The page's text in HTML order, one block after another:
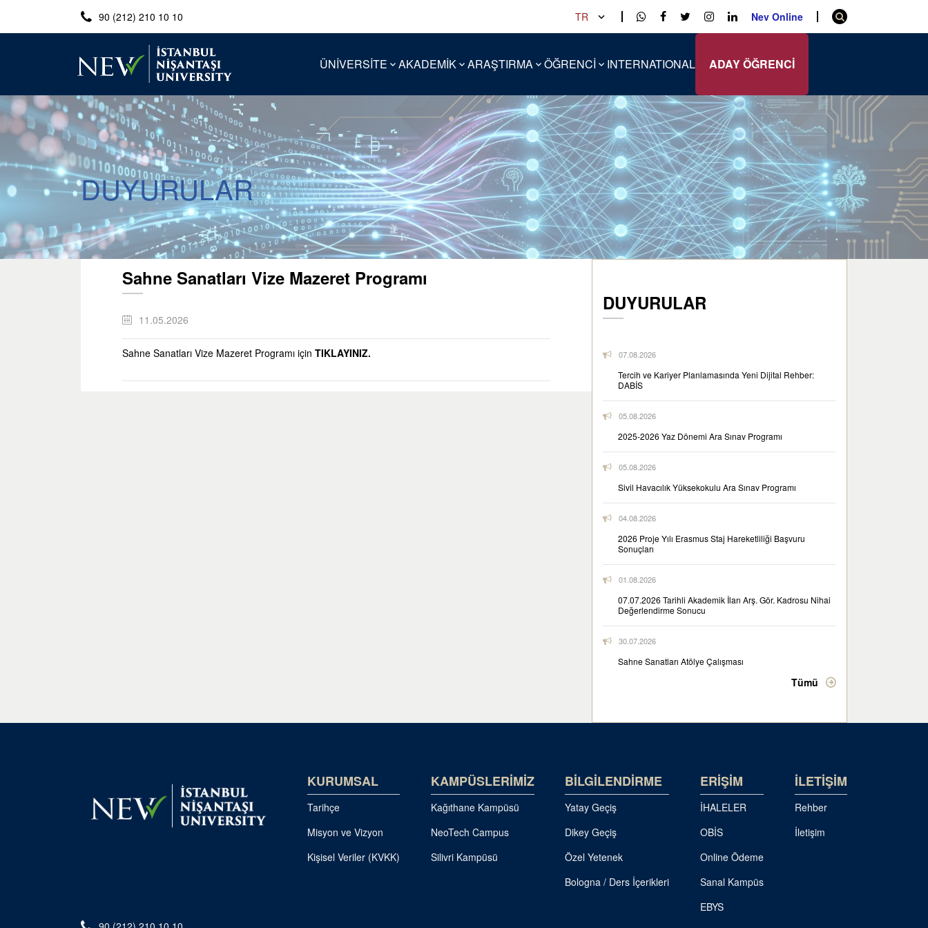
90 (212) 210 10 10 TR Nev Online
ÜNİVERSİTE AKADEMİK ARAŞTIRMA ÖĞRENCİ INTERNATIONAL ADAY ÖĞRENCİ
DUYURULAR
Sahne Sanatları Vize Mazeret Programı
11.05.2026
Sahne Sanatları Vize Mazeret Programı için TIKLAYINIZ.
DUYURULAR
07.08.2026
Tercih ve Kariyer Planlamasında Yeni Dijital Rehber:
DABİS
05.08.2026
2025-2026 Yaz Dönemi Ara Sınav Programı
05.08.2026
Sivil Havacılık Yüksekokulu Ara Sınav Programı
04.08.2026
2026 Proje Yılı Erasmus Staj Hareketliliği Başvuru
Sonuçları
01.08.2026
07.07.2026 Tarihli Akademik İlan Arş. Gör. Kadrosu Nihai
Değerlendirme Sonucu
30.07.2026
Sahne Sanatları Atölye Çalışması
Tümü
KURUMSAL
Tarihçe
Misyon ve Vizyon
Kişisel Veriler (KVKK)
KAMPÜSLERİMİZ
Kağıthane Kampüsü
NeoTech Campus
Silivri Kampüsü
BİLGİLENDİRME
Yatay Geçiş
Dikey Geçiş
Özel Yetenek
Bologna / Ders İçerikleri
ERİŞİM
İHALELER
OBİS
Online Ödeme
Sanal Kampüs
EBYS
İLETİŞİM
Rehber
İletişim